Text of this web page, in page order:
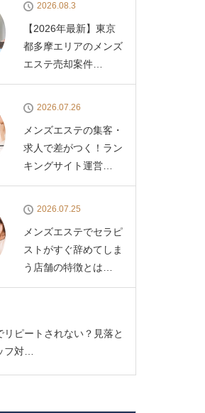
2026.08.3
【2026年最新】東京
都多摩エリアのメンズ
エステ売却案件…
2026.07.26
メンズエステの集客・
求人で差がつく！ラン
キングサイト運営…
2026.07.25
メンズエステでセラピ
ストがすぐ辞めてしま
う店舗の特徴とは…
リピートされない？見落と
フ対…